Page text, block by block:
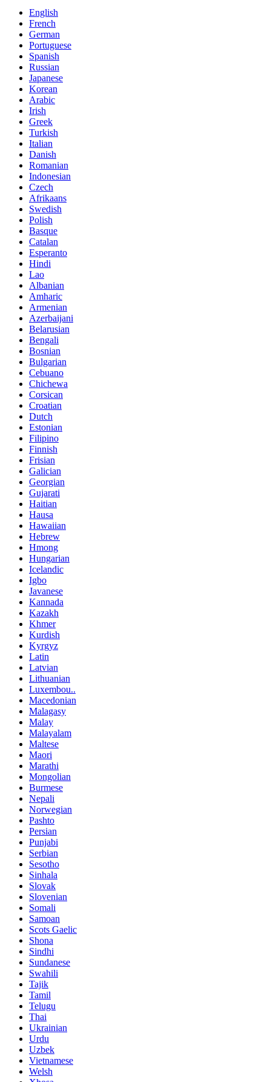
English
French
German
Portuguese
Spanish
Russian
Japanese
Korean
Arabic
Irish
Greek
Turkish
Italian
Danish
Romanian
Indonesian
Czech
Afrikaans
Swedish
Polish
Basque
Catalan
Esperanto
Hindi
Lao
Albanian
Amharic
Armenian
Azerbaijani
Belarusian
Bengali
Bosnian
Bulgarian
Cebuano
Chichewa
Corsican
Croatian
Dutch
Estonian
Filipino
Finnish
Frisian
Galician
Georgian
Gujarati
Haitian
Hausa
Hawaiian
Hebrew
Hmong
Hungarian
Icelandic
Igbo
Javanese
Kannada
Kazakh
Khmer
Kurdish
Kyrgyz
Latin
Latvian
Lithuanian
Luxembou..
Macedonian
Malagasy
Malay
Malayalam
Maltese
Maori
Marathi
Mongolian
Burmese
Nepali
Norwegian
Pashto
Persian
Punjabi
Serbian
Sesotho
Sinhala
Slovak
Slovenian
Somali
Samoan
Scots Gaelic
Shona
Sindhi
Sundanese
Swahili
Tajik
Tamil
Telugu
Thai
Ukrainian
Urdu
Uzbek
Vietnamese
Welsh